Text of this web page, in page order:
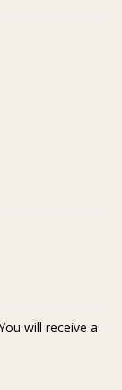
will receive a